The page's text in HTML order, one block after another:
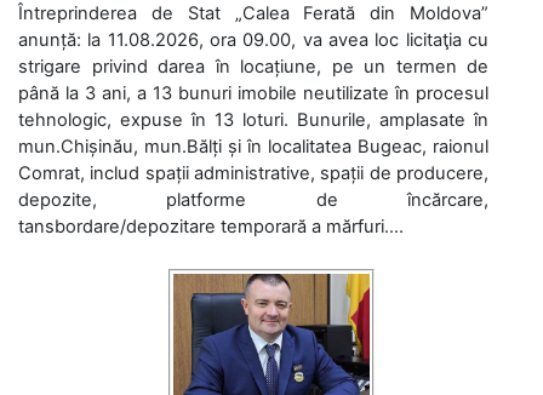
Întreprinderea de Stat „Calea Ferată din Moldova”
anunță: la 11.08.2026, ora 09.00, va avea loc licitaţia cu
strigare privind darea în locațiune, pe un termen de
până la 3 ani, a 13 bunuri imobile neutilizate în procesul
tehnologic, expuse în 13 loturi. Bunurile, amplasate în
mun.Chișinău, mun.Bălți și în localitatea Bugeac, raionul
Comrat, includ spații administrative, spații de producere,
depozite, platforme de încărcare,
tansbordare/depozitare temporară a mărfuri....